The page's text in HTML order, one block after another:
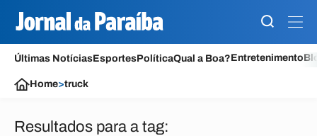
Últimas NotíciasEsportesPolíticaQual a Boa?Entretenimento
Home>truck
Resultados para a tag: